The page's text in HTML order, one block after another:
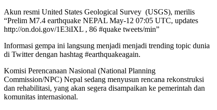
Akun resmi United States Geological Survey (USGS), merilis
“Prelim M7.4 earthquake NEPAL May-12 07:05 UTC, updates
http://on.doi.gov/1E3iIXL , 86 #quake tweets/min”
Informasi gempa ini langsung menjadi menjadi trending topic dunia
di Twitter dengan hashtag #earthquakeagain.
Komisi Perencanaan Nasional (National Planning
Commission/NPC) Nepal sedang menyusun rencana rekonstruksi
dan rehabilitasi, yang akan segera disampaikan ke pemerintah dan
komunitas internasional.